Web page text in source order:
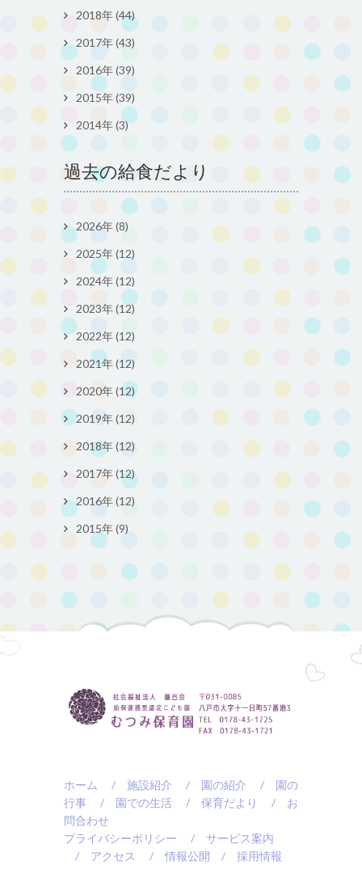
2018年 (44)
2017年 (43)
2016年 (39)
2015年 (39)
2014年 (3)
過去の給食だより
2026年 (8)
2025年 (12)
2024年 (12)
2023年 (12)
2022年 (12)
2021年 (12)
2020年 (12)
2019年 (12)
2018年 (12)
2017年 (12)
2016年 (12)
2015年 (9)
ホーム / 施設紹介 / 園の紹介
/ 園の
行事
/ 園での生活 / 保育だより
/ お
問合わせ
プライバシーポリシー
/ サービス案内
/ アクセス
/ 情報公開 / 採用情報